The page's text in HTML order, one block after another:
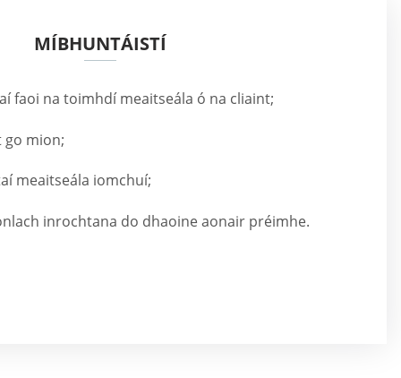
MÍBHUNTÁISTÍ
faoi na toimhdí meaitseála ó na cliaint;
go mion;
meaitseála iomchuí;
inrochtana do dhaoine aonair préimhe.